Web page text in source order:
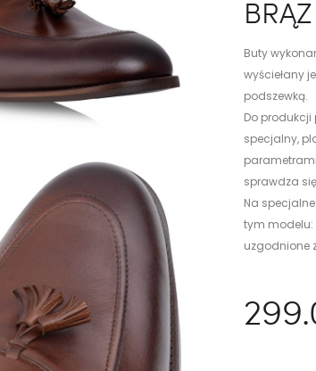
Buty
wyściełany
podszewką.
Do
specjalny,
sprawdza
Na
tym modelu:
uzgodnione